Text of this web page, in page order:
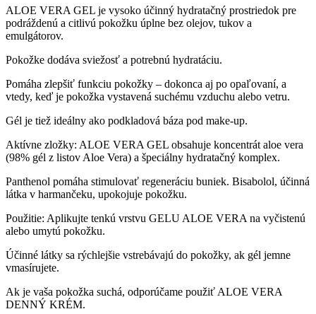
ALOE VERA GEL je vysoko účinný hydratačný prostriedok pre
podráždenú a citlivú pokožku úplne bez olejov, tukov a
emulgátorov.
Pokožke dodáva sviežosť a potrebnú hydratáciu.
Pomáha zlepšiť funkciu pokožky – dokonca aj po opaľovaní, a
vtedy, keď je pokožka vystavená suchému vzduchu alebo vetru.
Gél je tiež ideálny ako podkladová báza pod make-up.
Aktívne zložky: ALOE VERA GEL obsahuje koncentrát aloe vera
(98% gél z listov Aloe Vera) a špeciálny hydratačný komplex.
Panthenol pomáha stimulovať regeneráciu buniek. Bisabolol, účinná
látka v harmančeku, upokojuje pokožku.
Použitie: Aplikujte tenkú vrstvu GELU ALOE VERA na vyčistenú
alebo umytú pokožku.
Účinné látky sa rýchlejšie vstrebávajú do pokožky, ak gél jemne
vmasírujete.
Ak je vaša pokožka suchá, odporúčame použiť ALOE VERA
DENNÝ KRÉM.